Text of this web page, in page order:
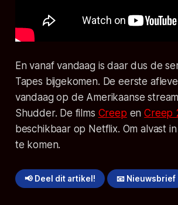
En vanaf vandaag is daar dus de
Tapes bijgekomen. De eerste
vandaag op de Amerikaanse
Shudder. De films Creep enCreep
beschikbaar op Netflix. Om alvast
te komen.
📢 Deel dit artikel! 📧 Nieuwsbrief